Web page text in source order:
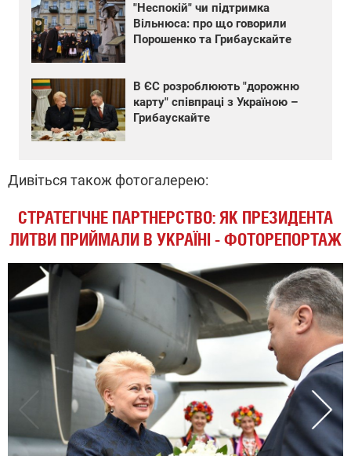
"Неспокій" чи підтримка
Вільнюса: про що говорили
Порошенко та Грибаускайте
В ЄС розроблюють "дорожню
карту" співпраці з Україною –
Грибаускайте
Дивіться також фотогалерею:
СТРАТЕГІЧНЕ ПАРТНЕРСТВО: ЯК ПРЕЗИДЕНТА
ЛИТВИ ПРИЙМАЛИ В УКРАЇНІ - ФОТОРЕПОРТАЖ